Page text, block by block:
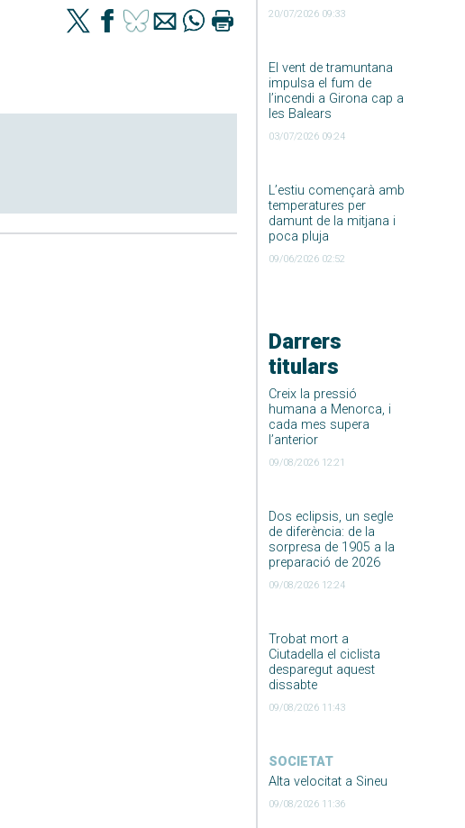
20/07/2026 09:33
El vent de tramuntana
impulsa el fum de
l’incendi a Girona cap a
les Balears
03/07/2026 09:24
L’estiu començarà amb
temperatures per
damunt de la mitjana i
poca pluja
09/06/2026 02:52
Darrers
titulars
Creix la pressió
humana a Menorca, i
cada mes supera
l’anterior
09/08/2026 12:21
Dos eclipsis, un segle
de diferència: de la
sorpresa de 1905 a la
preparació de 2026
09/08/2026 12:24
Trobat mort a
Ciutadella el ciclista
desparegut aquest
dissabte
09/08/2026 11:43
SOCIETAT
Alta velocitat a Sineu
09/08/2026 11:36